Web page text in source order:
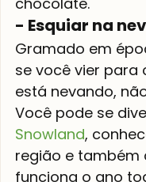
- Esquiar na
Gramado em
se você vier para
está nevando,
Você pode se
Snowland,
região e também
funciona o ano